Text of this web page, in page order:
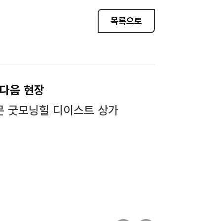
목록으로
다음 현장
굿모닝힐 디이스트 상가